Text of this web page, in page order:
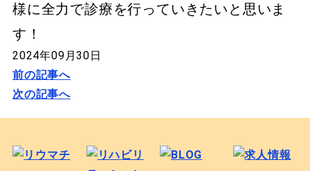
様に全力で診療を行っていきたいと思いま
す！
2024年09月30日
前の記事へ
次の記事へ